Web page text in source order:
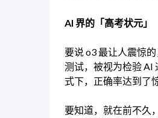
AI 界的「高考状元」
要说 o3 最让人震惊
测试，被视为检验 AI
式下，正确率达到了
要知道，就在前不久